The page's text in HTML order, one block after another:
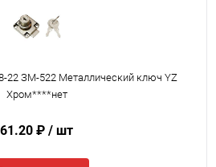
22 ЗМ-522 Металлический ключ YZ
Хром****нет
61.20 ₽ / шт